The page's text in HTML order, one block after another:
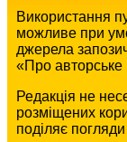
Використання
можливе при
джерела
«Про авторське
Редакція не
розміщених
поділяє погляди